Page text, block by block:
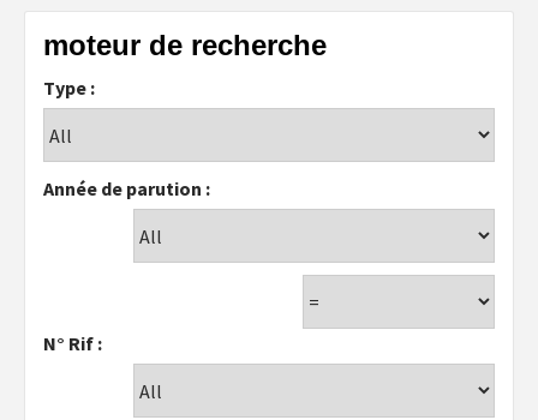
moteur de recherche
Type :
Année de parution :
N° Rif :